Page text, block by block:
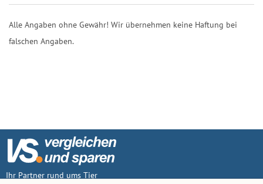
Alle Angaben ohne Gewähr! Wir übernehmen keine Haftung bei
falschen Angaben.
Ihr Partner rund ums Tier